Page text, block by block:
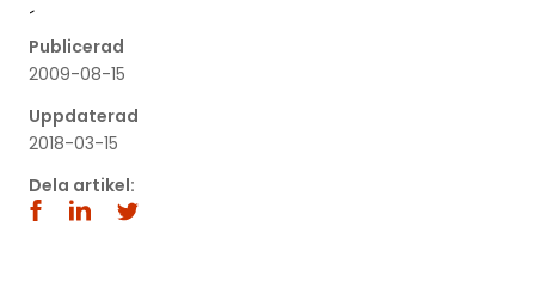
´
Publicerad
2009-08-15
Uppdaterad
2018-03-15
Dela artikel: